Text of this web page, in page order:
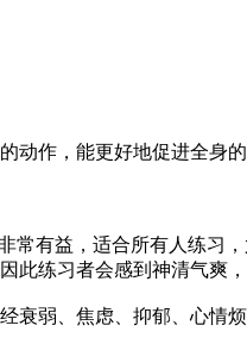
作，能更好地促进全身
有益，适合所有人练习
此练习者会感到神清气爽
弱、焦虑、抑郁、心情